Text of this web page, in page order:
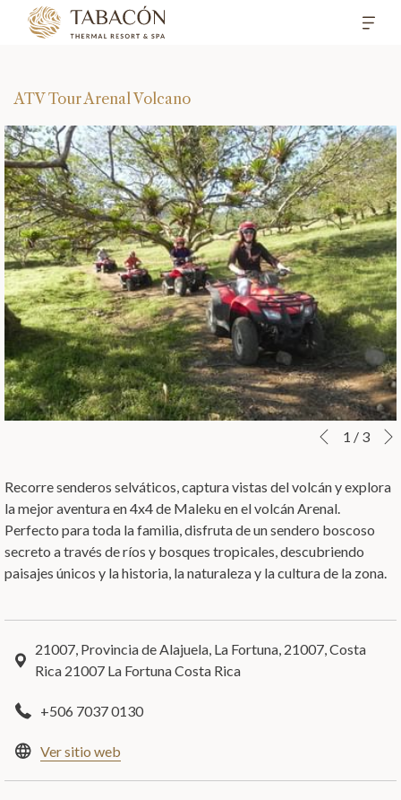
ATV Tour Arenal Volcano
Botones
Al
contenido
Anterior
1 / 3
Recorre senderos selváticos, captura vistas del volcán y explora
la mejor aventura en 4x4 de Maleku en el volcán Arenal.
Perfecto para toda la familia, disfruta de un sendero boscoso
secreto a través de ríos y bosques tropicales, descubriendo
paisajes únicos y la historia, la naturaleza y la cultura de la zona.
21007, Provincia de Alajuela, La Fortuna, 21007, Costa
Rica 21007 La Fortuna Costa Rica
+506 7037 0130
Ver sitio web